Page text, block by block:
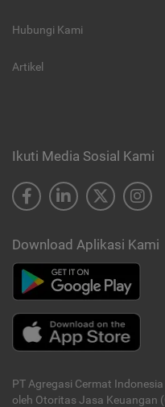
Hubungi Kami
Artikel
Ikuti Media Sosial Kami
Download Aplikasi Kami
PT Agregasi Cermat Indonesia
oleh Otoritas Jasa Keuangan